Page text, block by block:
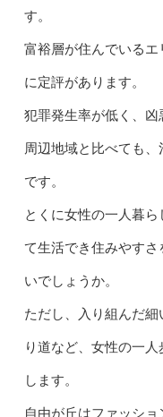
す。
富裕層が住んでいるエ
に定評があります。
犯罪発生率が低く、
周辺地域と比べても
です。
とくに女性の一人暮
て生活でき住みやす
いでしょうか。
ただし、入り組んだ
り道など、女性の一
します。
自由が丘はファッシ